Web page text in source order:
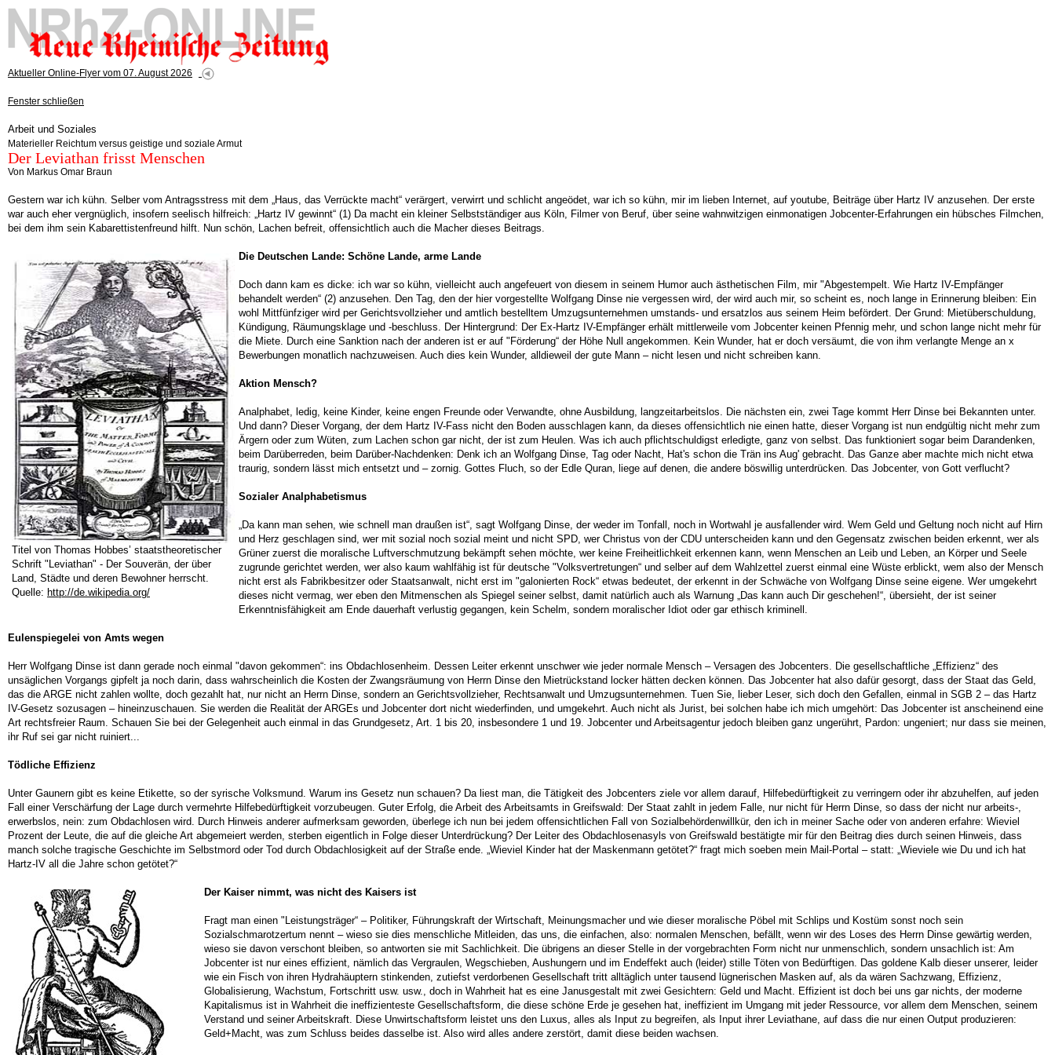
Aktueller Online-Flyer vom 07. August 2026
Fenster schließen
Arbeit und Soziales
Materieller Reichtum versus geistige und soziale Armut
Der Leviathan frisst Menschen
Von Markus Omar Braun
Gestern war ich kühn. Selber vom Antragsstress mit dem „Haus, das Verrückte macht“ verärgert, verwirrt und schlicht angeödet, war ich so kühn, mir im lieben Internet, auf youtube, Beiträge über Hartz IV anzusehen. Der erste
war auch eher vergnüglich, insofern seelisch hilfreich: „Hartz IV gewinnt“ (1) Da macht ein kleiner Selbstständiger aus Köln, Filmer von Beruf, über seine wahnwitzigen einmonatigen Jobcenter-Erfahrungen ein hübsches Filmchen,
bei dem ihm sein Kabarettistenfreund hilft. Nun schön, Lachen befreit, offensichtlich auch die Macher dieses Beitrags.
Titel von Thomas Hobbes’ staatstheoretischer
Schrift "Leviathan" - Der Souverän, der über
Land, Städte und deren Bewohner herrscht.
Quelle: http://de.wikipedia.org/
Die Deutschen Lande: Schöne Lande, arme Lande
Doch dann kam es dicke: ich war so kühn, vielleicht auch angefeuert von diesem in seinem Humor auch ästhetischen Film, mir "Abgestempelt. Wie Hartz IV-Empfänger
behandelt werden“ (2) anzusehen. Den Tag, den der hier vorgestellte Wolfgang Dinse nie vergessen wird, der wird auch mir, so scheint es, noch lange in Erinnerung bleiben: Ein
wohl Mittfünfziger wird per Gerichtsvollzieher und amtlich bestelltem Umzugsunternehmen umstands- und ersatzlos aus seinem Heim befördert. Der Grund: Mietüberschuldung,
Kündigung, Räumungsklage und -beschluss. Der Hintergrund: Der Ex-Hartz IV-Empfänger erhält mittlerweile vom Jobcenter keinen Pfennig mehr, und schon lange nicht mehr für
die Miete. Durch eine Sanktion nach der anderen ist er auf "Förderung“ der Höhe Null angekommen. Kein Wunder, hat er doch versäumt, die von ihm verlangte Menge an x
Bewerbungen monatlich nachzuweisen. Auch dies kein Wunder, alldieweil der gute Mann – nicht lesen und nicht schreiben kann.
Aktion Mensch?
Analphabet, ledig, keine Kinder, keine engen Freunde oder Verwandte, ohne Ausbildung, langzeitarbeitslos. Die nächsten ein, zwei Tage kommt Herr Dinse bei Bekannten unter.
Und dann? Dieser Vorgang, der dem Hartz IV-Fass nicht den Boden ausschlagen kann, da dieses offensichtlich nie einen hatte, dieser Vorgang ist nun endgültig nicht mehr zum
Ärgern oder zum Wüten, zum Lachen schon gar nicht, der ist zum Heulen. Was ich auch pflichtschuldigst erledigte, ganz von selbst. Das funktioniert sogar beim Darandenken,
beim Darüberreden, beim Darüber-Nachdenken: Denk ich an Wolfgang Dinse, Tag oder Nacht, Hat's schon die Trän ins Aug' gebracht. Das Ganze aber machte mich nicht etwa
traurig, sondern lässt mich entsetzt und – zornig. Gottes Fluch, so der Edle Quran, liege auf denen, die andere böswillig unterdrücken. Das Jobcenter, von Gott verflucht?
Sozialer Analphabetismus
„Da kann man sehen, wie schnell man draußen ist“, sagt Wolfgang Dinse, der weder im Tonfall, noch in Wortwahl je ausfallender wird. Wem Geld und Geltung noch nicht auf Hirn
und Herz geschlagen sind, wer mit sozial noch sozial meint und nicht SPD, wer Christus von der CDU unterscheiden kann und den Gegensatz zwischen beiden erkennt, wer als
Grüner zuerst die moralische Luftverschmutzung bekämpft sehen möchte, wer keine Freiheitlichkeit erkennen kann, wenn Menschen an Leib und Leben, an Körper und Seele
zugrunde gerichtet werden, wer also kaum wahlfähig ist für deutsche "Volksvertretungen“ und selber auf dem Wahlzettel zuerst einmal eine Wüste erblickt, wem also der Mensch
nicht erst als Fabrikbesitzer oder Staatsanwalt, nicht erst im "galonierten Rock“ etwas bedeutet, der erkennt in der Schwäche von Wolfgang Dinse seine eigene. Wer umgekehrt
dieses nicht vermag, wer eben den Mitmenschen als Spiegel seiner selbst, damit natürlich auch als Warnung „Das kann auch Dir geschehen!“, übersieht, der ist seiner
Erkenntnisfähigkeit am Ende dauerhaft verlustig gegangen, kein Schelm, sondern moralischer Idiot oder gar ethisch kriminell.
Eulenspiegelei von Amts wegen
Herr Wolfgang Dinse ist dann gerade noch einmal "davon gekommen“: ins Obdachlosenheim. Dessen Leiter erkennt unschwer wie jeder normale Mensch – Versagen des Jobcenters. Die gesellschaftliche „Effizienz“ des
unsäglichen Vorgangs gipfelt ja noch darin, dass wahrscheinlich die Kosten der Zwangsräumung von Herrn Dinse den Mietrückstand locker hätten decken können. Das Jobcenter hat also dafür gesorgt, dass der Staat das Geld,
das die ARGE nicht zahlen wollte, doch gezahlt hat, nur nicht an Herrn Dinse, sondern an Gerichtsvollzieher, Rechtsanwalt und Umzugsunternehmen. Tuen Sie, lieber Leser, sich doch den Gefallen, einmal in SGB 2 – das Hartz
IV-Gesetz sozusagen – hineinzuschauen. Sie werden die Realität der ARGEs und Jobcenter dort nicht wiederfinden, und umgekehrt. Auch nicht als Jurist, bei solchen habe ich mich umgehört: Das Jobcenter ist anscheinend eine
Art rechtsfreier Raum. Schauen Sie bei der Gelegenheit auch einmal in das Grundgesetz, Art. 1 bis 20, insbesondere 1 und 19. Jobcenter und Arbeitsagentur jedoch bleiben ganz ungerührt, Pardon: ungeniert; nur dass sie meinen,
ihr Ruf sei gar nicht ruiniert...
Tödliche Effizienz
Unter Gaunern gibt es keine Etikette, so der syrische Volksmund. Warum ins Gesetz nun schauen? Da liest man, die Tätigkeit des Jobcenters ziele vor allem darauf, Hilfebedürftigkeit zu verringern oder ihr abzuhelfen, auf jeden
Fall einer Verschärfung der Lage durch vermehrte Hilfebedürftigkeit vorzubeugen. Guter Erfolg, die Arbeit des Arbeitsamts in Greifswald: Der Staat zahlt in jedem Falle, nur nicht für Herrn Dinse, so dass der nicht nur arbeits-,
erwerbslos, nein: zum Obdachlosen wird. Durch Hinweis anderer aufmerksam geworden, überlege ich nun bei jedem offensichtlichen Fall von Sozialbehördenwillkür, den ich in meiner Sache oder von anderen erfahre: Wieviel
Prozent der Leute, die auf die gleiche Art abgemeiert werden, sterben eigentlich in Folge dieser Unterdrückung? Der Leiter des Obdachlosenasyls von Greifswald bestätigte mir für den Beitrag dies durch seinen Hinweis, dass
manch solche tragische Geschichte im Selbstmord oder Tod durch Obdachlosigkeit auf der Straße ende. „Wieviel Kinder hat der Maskenmann getötet?“ fragt mich soeben mein Mail-Portal – statt: „Wieviele wie Du und ich hat
Hartz-IV all die Jahre schon getötet?“
Der Kaiser nimmt, was nicht des Kaisers ist
Fragt man einen "Leistungsträger“ – Politiker, Führungskraft der Wirtschaft, Meinungsmacher und wie dieser moralische Pöbel mit Schlips und Kostüm sonst noch sein
Sozialschmarotzertum nennt – wieso sie dies menschliche Mitleiden, das uns, die einfachen, also: normalen Menschen, befällt, wenn wir des Loses des Herrn Dinse gewärtig werden,
wieso sie davon verschont bleiben, so antworten sie mit Sachlichkeit. Die übrigens an dieser Stelle in der vorgebrachten Form nicht nur unmenschlich, sondern unsachlich ist: Am
Jobcenter ist nur eines effizient, nämlich das Vergraulen, Wegschieben, Aushungern und im Endeffekt auch (leider) stille Töten von Bedürftigen. Das goldene Kalb dieser unserer, leider
wie ein Fisch von ihren Hydrahäuptern stinkenden, zutiefst verdorbenen Gesellschaft tritt alltäglich unter tausend lügnerischen Masken auf, als da wären Sachzwang, Effizienz,
Globalisierung, Wachstum, Fortschritt usw. usw., doch in Wahrheit hat es eine Janusgestalt mit zwei Gesichtern: Geld und Macht. Effizient ist doch bei uns gar nichts, der moderne
Kapitalismus ist in Wahrheit die ineffizienteste Gesellschaftsform, die diese schöne Erde je gesehen hat, ineffizient im Umgang mit jeder Ressource, vor allem dem Menschen, seinem
Verstand und seiner Arbeitskraft. Diese Unwirtschaftsform leistet uns den Luxus, alles als Input zu begreifen, als Input ihrer Leviathane, auf dass die nur einen Output produzieren:
Geld+Macht, was zum Schluss beides dasselbe ist. Also wird alles andere zerstört, damit diese beiden wachsen.